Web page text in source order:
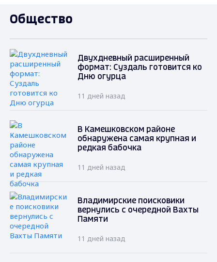
Общество
Двухдневный расширенный
формат: Суздаль готовится ко
Дню огурца
11 дней назад
В Камешковском районе
обнаружена самая крупная и
редкая бабочка
11 дней назад
Владимирские поисковики
вернулись с очередной Вахты
Памяти
11 дней назад